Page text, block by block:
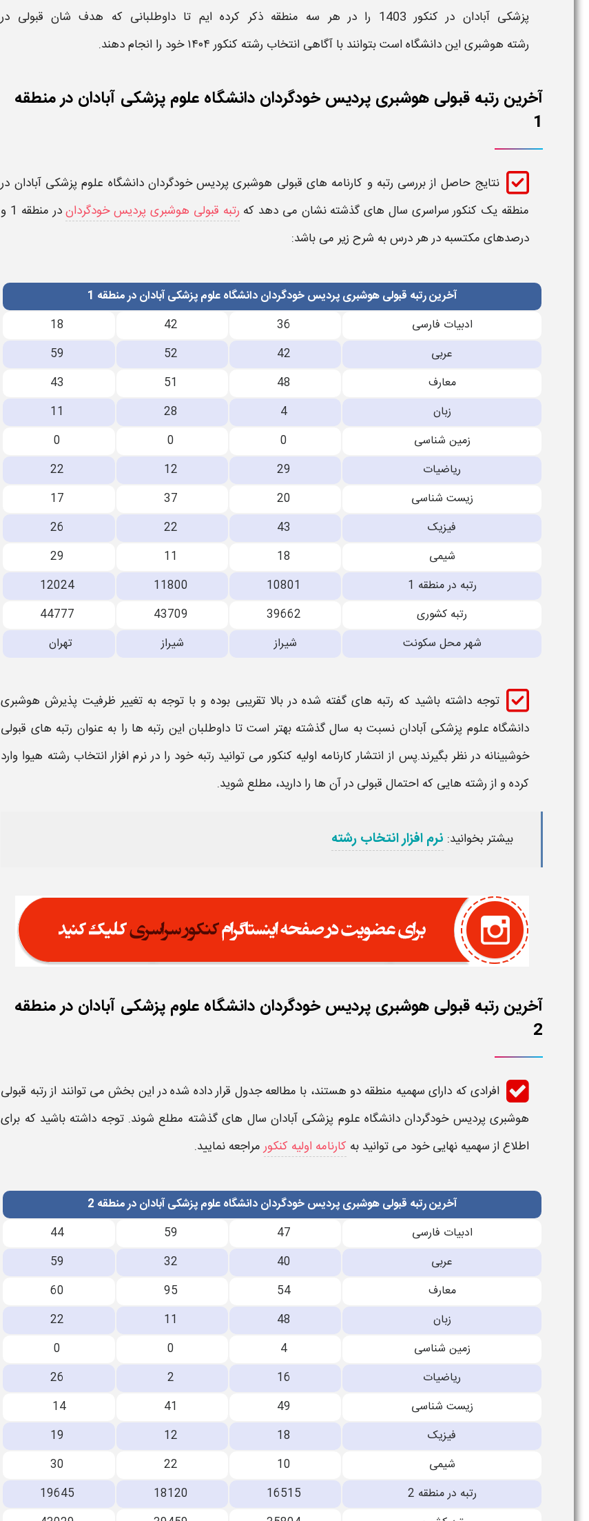
پزشکی آبادان در کنکور 1403 را در هر سه منطقه ذکر کرده ایم تا داوطلبانی که هدف شان قبولی در
رشته هوشبریاین دانشگاه است بتوانند با آگاهی انتخاب رشته کنکور۱۴۰۴​ خود را انجام دهند.
آخرین رتبه قبولی هوشبری پردیس خودگردان دانشگاه علوم پزشکی آبادان در منطقه
1
نتایج حاصل از بررسی رتبه و کارنامه های قبولی هوشبری پردیس خودگردان دانشگاه علوم پزشکی آبادان در
منطقه یک کنکور سراسری سال های گذشته نشان می دهد که رتبه قبولی هوشبری پردیس خودگرداندر منطقه 1
و
درصدهای مکتسبه در هر درس به شرح زیر می باشد:
آخرین رتبه قبولی هوشبری پردیس خودگردان دانشگاه علوم پزشکی آبادان در منطقه 1
ادبیات فارسی
36
42
18
عربی
42
52
59
معارف
48
51
43
زبان
4
28
11
زمین شناسی
0
0
0
ریاضیات
29
12
22
زیست شناسی
20
37
17
فیزیک
43
22
26
شیمی
18
11
29
رتبه در منطقه 1
10801
11800
12024
رتبه کشوری
39662
43709
44777
شهر محل سکونت
شیراز شیراز تهران
توجه داشته باشید که رتبه های گفته شده در بالا تقریبی بوده و با توجه به تغییر ظرفیت پذیرش هوشبری
دانشگاه علوم پزشکی آبادان نسبت به سال گذشته بهتر است تا داوطلبان این رتبه ها را به عنوان رتبه های قبولی
خوشبینانه در نظر بگیرند.پس از انتشار کارنامه اولیه کنکور می توانید رتبهخود را در نرم افزار انتخاب رشته هیوا وارد
کرده و از رشته هایی که احتمال قبولی در آن ها را دارید، مطلع شوید.
بیشتر بخوانید: نرم افزار انتخاب رشته
آخرین رتبه قبولی هوشبری پردیس خودگردان دانشگاه علوم پزشکی آبادان در منطقه
2
افرادی که دارای سهمیه منطقه دو هستند، با مطالعه جدول قرار داده شده در این بخش می توانند ازرتبه قبولی
هوشبری پردیس خودگردان دانشگاه علوم پزشکی آبادان سال های گذشته مطلع شوند. توجه داشته باشید که برای
اطلاع از سهمیه نهایی خود می توانید به کارنامه اولیه کنکورمراجعه نمایید.
آخرین رتبه قبولی هوشبری پردیس خودگردان دانشگاه علوم پزشکی آبادان در منطقه 2
ادبیات فارسی
47
59
44
عربی
40
32
59
معارف
54
95
60
زبان
48
11
22
زمین شناسی
4
0
0
ریاضیات
16
2
26
زیست شناسی
49
41
14
فیزیک
18
12
19
شیمی
10
22
30
رتبه در منطقه 2
16515
18120
19645